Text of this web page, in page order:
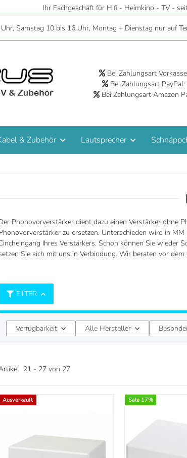
Zentral in Hannover - Riesige Auswahl auf 2 Etagen
Samstag 10 bis 16 Uhr, Montag + Dienstag nur auf
Bei Zahlungsart
Bei Zahlungsart
Bei Zahlungsart Amazon
& Zubehör Lautsprecher
Phonovorverstärker dient dazu einen Verstärker ohne
zu ersetzen. Unterschieden wird in
Ihres Verstärkers. Schon können Sie wieder
Sie sich mit uns in Verbindung. Wir beraten vor
FILTER
Verfügbarkeit Alle Hersteller
21 - 27 von 27
Ausverkauft Sale 17%